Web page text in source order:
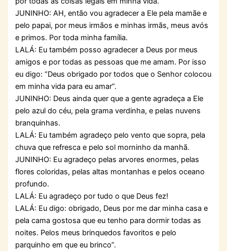
JUNINHO: AH, então vou agradecer a Ele pela mamãe e
pelo papai, por meus irmãos e minhas irmãs, meus avós
e primos. Por toda minha família.
LALÁ: Eu também posso agradecer a Deus por meus
amigos e por todas as pessoas que me amam. Por isso
eu digo: “Deus obrigado por todos que o Senhor colocou
em minha vida para eu amar”.
JUNINHO: Deus ainda quer que a gente agradeça a Ele
pelo azul do céu, pela grama verdinha, e pelas nuvens
branquinhas.
LALÁ: Eu também agradeço pelo vento que sopra, pela
chuva que refresca e pelo sol morninho da manhã.
JUNINHO: Eu agradeço pelas arvores enormes, pelas
flores coloridas, pelas altas montanhas e pelos oceano
profundo.
LALÁ: Eu agradeço por tudo o que Deus fez!
LALÁ: Eu digo: obrigado, Deus por me dar minha casa e
pela cama gostosa que eu tenho para dormir todas as
noites. Pelos meus brinquedos favoritos e pelo
parquinho em que eu brinco”.